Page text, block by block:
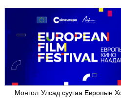
Монгол Улсад суугаа Европын